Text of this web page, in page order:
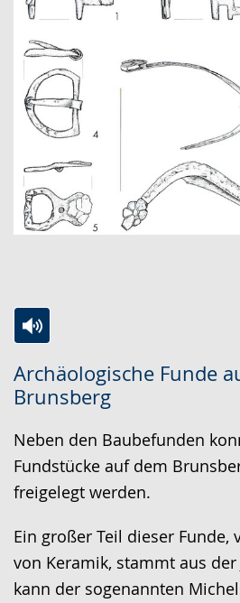
Archäologische Funde
Brunsberg
Leichten
Sprache
wechseln.
Audio-
Unterstützung.
Video
in
Deutscher
Gebärdensprache
wird
Neben den Baubefunden
Fundstücke auf dem
freigelegt werden.
Ein großer Teil dieser Funde,
von Keramik, stammt aus
kann der sogenannten